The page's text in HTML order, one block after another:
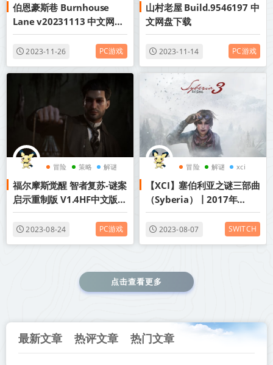
伯恩豪斯巷 Burnhouse
Lane v20231113 中文网盘
下载
2023-11-26 PC游戏
恐怖推理
山村老屋 Build.9546197 中
文网盘下载
2023-11-14 PC游戏
冒险 策略 解谜
福尔摩斯觉醒 智者复苏-谜案
启示重制版 V1.4HF中文版下
载
2023-08-24 PC游戏
冒险 解谜 xci
【XCI】塞伯利亚之谜三部曲
（Syberia）丨2017年
switch游戏丨阿里云盘/百
度网盘
2023-08-07 SWITCH
点击查看更多
最新文章 热评文章 热门文章